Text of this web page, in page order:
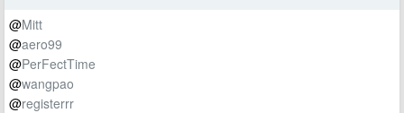
@Mitt
@aero99
@PerFectTime
@wangpao
@registerrr